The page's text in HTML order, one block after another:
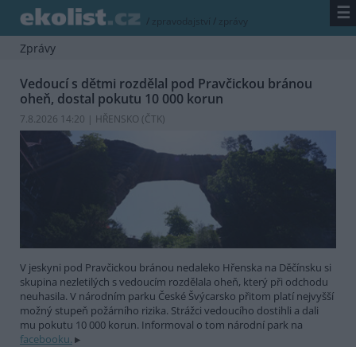
/ zpravodajství / zprávy ☰
Zprávy
Vedoucí s dětmi rozdělal pod Pravčickou bránou
oheň, dostal pokutu 10 000 korun
7.8.2026 14:20 | HŘENSKO (ČTK)
V jeskyni pod Pravčickou bránou nedaleko Hřenska na Děčínsku si
skupina nezletilých s vedoucím rozdělala oheň, který při odchodu
neuhasila. V národním parku České Švýcarsko přitom platí nejvyšší
možný stupeň požárního rizika. Strážci vedoucího dostihli a dali
mu pokutu 10 000 korun. Informoval o tom národní park na
facebooku.